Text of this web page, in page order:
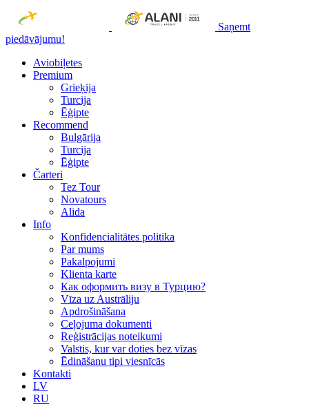
Saņemt
piedāvājumu!
Aviobiļetes
Premium
Grieķija
Turcija
Ēģipte
Recommend
Bulgārija
Turcija
Ēģipte
Čarteri
Tez Tour
Novatours
Alida
Info
Konfidencialitātes politika
Par mums
Рakalpojumi
Klienta karte
Как оформить визу в Турцию?
Vīza uz Austrāliju
Apdrošināšana
Ceļojuma dokumenti
Reģistrācijas noteikumi
Valstis, kur var doties bez vīzas
Ēdināšanu tipi viesnīcās
Kontakti
LV
RU